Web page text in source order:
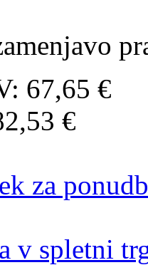
67,65 €
€
za
v spletni